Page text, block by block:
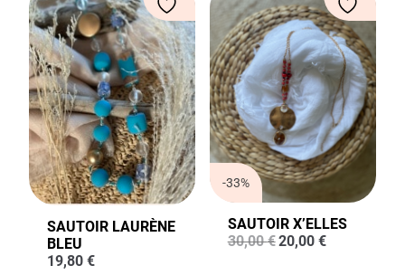
SAUTOIR LAURÈNE
BLEU
19,80 €
-33%
SAUTOIR X’ELLES
30,00€Le
20,00 €Le